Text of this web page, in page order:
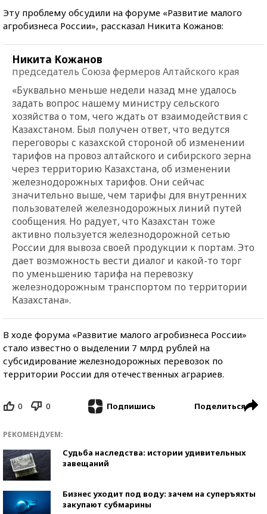
Эту проблему обсудили на форуме «Развитие малого
агробизнеса России», рассказал Никита Кожанов:
Никита Кожанов
председатель Союза фермеров Алтайского края
«Буквально меньше недели назад мне удалось
задать вопрос нашему министру сельского
хозяйства о том, чего ждать от взаимодействия с
Казахстаном. Был получен ответ, что ведутся
переговоры с казахской стороной об изменении
тарифов на провоз алтайского и сибирского зерна
через территорию Казахстана, об изменении
железнодорожных тарифов. Они сейчас
значительно выше, чем тарифы для внутренних
пользователей железнодорожных линий путей
сообщения. Но радует, что Казахстан тоже
активно пользуется железнодорожной сетью
России для вывоза своей продукции к портам. Это
дает возможность вести диалог и какой-то торг
по уменьшению тарифа на перевозку
железнодорожным транспортом по территории
Казахстана».
В ходе форума «Развитие малого агробизнеса России»
стало известно о выделении 7 млрд рублей на
субсидирование железнодорожных перевозок по
территории России для отечественных аграриев.
0 0 Подпишись Поделиться
РЕКОМЕНДУЕМ:
Судьба наследства: истории удивительных
завещаний
Бизнес уходит под воду: зачем на суперъяхты
закупают субмарины